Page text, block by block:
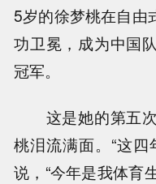
5岁的徐梦桃在自由
功卫冕，成为中国
冠军。
这是她的第五次
桃泪流满面。“这
说，“今年是我体育